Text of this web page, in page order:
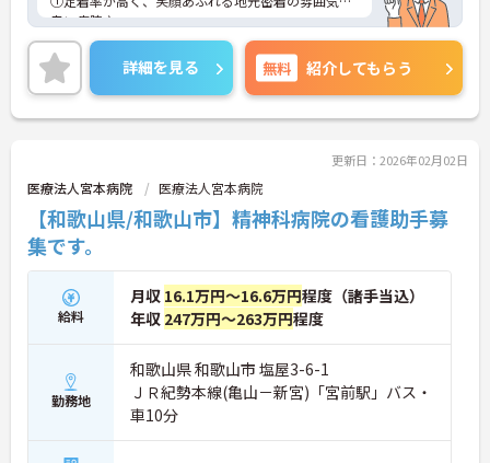
良い病院♪
②院内託児所をはじめワークライフバランスの充実
に力を入れており、子育て中の方も働きやすい環
境！
詳細を見る 無料 紹介してもらう
更新日：2026年02月02日
医療法人宮本病院 医療法人宮本病院
【和歌山県/和歌山市】精神科病院の看護助手募
集です。
給料
月収 16.1万円～16.6万円程度（諸手当込）
年収 247万円～263万円程度
勤務地
和歌山県 和歌山市 塩屋3-6-1
ＪＲ紀勢本線(亀山－新宮)「宮前駅」バス・
車10分